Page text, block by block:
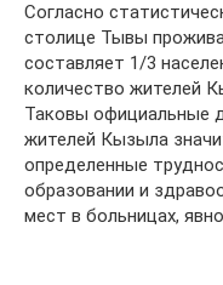
Согласно
столице Тывы
составляет 1/3
количество жителей
Таковы официальные
жителей Кызыла
определенные
образовании и
мест в больницах,